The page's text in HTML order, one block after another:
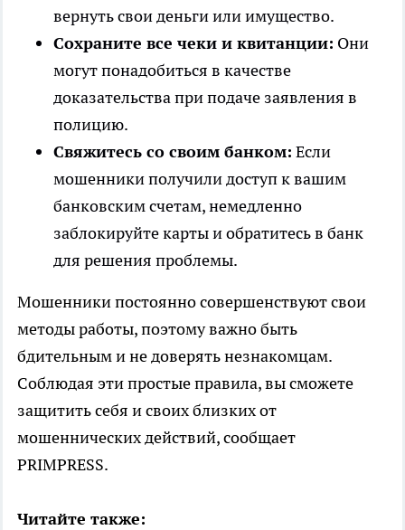
вернуть свои деньги или имущество.
Сохраните все чеки и квитанции: Они
могут понадобиться в качестве
доказательства при подаче заявления в
полицию.
Свяжитесь со своим банком: Если
мошенники получили доступ к вашим
банковским счетам, немедленно
заблокируйте карты и обратитесь в банк
для решения проблемы.
Мошенники постоянно совершенствуют свои
методы работы, поэтому важно быть
бдительным и не доверять незнакомцам.
Соблюдая эти простые правила, вы сможете
защитить себя и своих близких от
мошеннических действий, сообщает
PRIMPRESS.
Читайте также: